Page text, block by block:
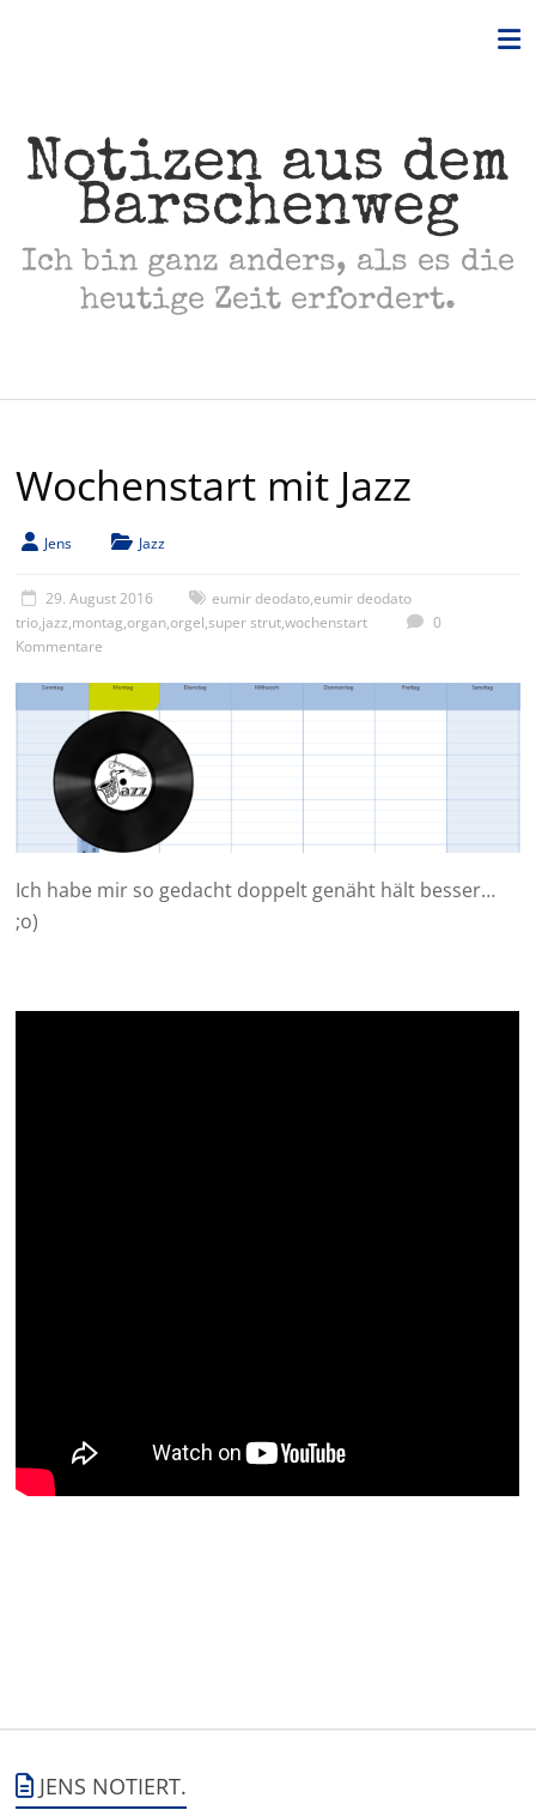
Notizen aus dem
Barschenweg
Ich bin ganz anders, als es die
heutige Zeit erfordert.
Wochenstart mit Jazz
Jens Jazz
29. August 2016 eumir deodato,eumir deodato
trio,jazz,montag,organ,orgel,super strut,wochenstart
0
Kommentare
Ich habe mir so gedacht doppelt genäht hält besser…
;o)
JENS NOTIERT.